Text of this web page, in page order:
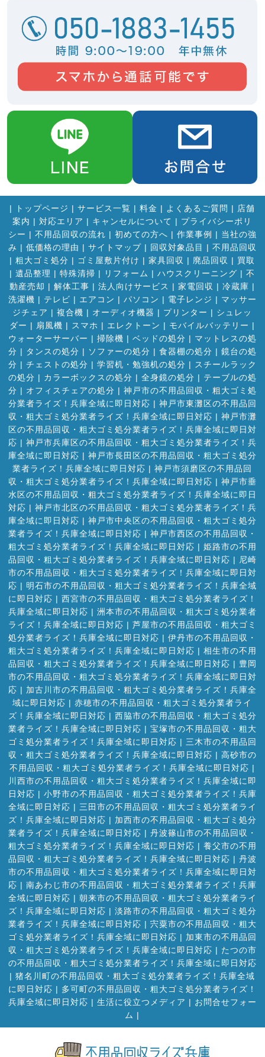
| トップページ | サービス一覧 | 料金 | よくあるご質問 | 店舗
案内 | 対応エリア | キャンセルについて | プライバシーポリ
シー | 不用品回収の流れ | 初めての方へ | 作業事例 | 当社の強
み | 低価格の理由 | サイトマップ| 回収対象品目 | 不用品回収
| 粗大ゴミ処分 | ゴミ屋敷片付け | 家具回収 | 廃品回収 | 買取
| 遺品整理 | 特殊清掃 | リフォーム | ハウスクリーニング | 不
動産売却 | 解体工事 | 法人向けサービス | 家電回収 | 冷蔵庫 |
洗濯機 | テレビ | エアコン | パソコン | 電子レンジ | マッサー
ジチェア | 複合機 | オーディオ機器 | プリンター | シュレッ
ダー | 扇風機 | スマホ | エレクトーン | モバイルバッテリー |
ウォーターサーバー | 掃除機 | ベッドの処分 | マットレスの処
分 | タンスの処分 | ソファーの処分 | 食器棚の処分 | 鏡台の処
分 | チェストの処分 | 学習机・勉強机の処分 | スチールラック
の処分 | カラーボックスの処分 | 全身鏡の処分 | テーブルの処
分 | オフィスチェアの処分 | 神戸市の不用品回収・粗大ゴミ処
分業者ライズ！兵庫全域に即日対応 | 神戸市東灘区の不用品回
収・粗大ゴミ処分業者ライズ！兵庫全域に即日対応 | 神戸市灘
区の不用品回収・粗大ゴミ処分業者ライズ！兵庫全域に即日対
応 | 神戸市兵庫区の不用品回収・粗大ゴミ処分業者ライズ！兵
庫全域に即日対応 | 神戸市長田区の不用品回収・粗大ゴミ処分
業者ライズ！兵庫全域に即日対応 | 神戸市須磨区の不用品回
収・粗大ゴミ処分業者ライズ！兵庫全域に即日対応 | 神戸市垂
水区の不用品回収・粗大ゴミ処分業者ライズ！兵庫全域に即日
対応 | 神戸市北区の不用品回収・粗大ゴミ処分業者ライズ！兵
庫全域に即日対応 | 神戸市中央区の不用品回収・粗大ゴミ処分
業者ライズ！兵庫全域に即日対応 | 神戸市西区の不用品回収・
粗大ゴミ処分業者ライズ！兵庫全域に即日対応 | 姫路市の不用
品回収・粗大ゴミ処分業者ライズ！兵庫全域に即日対応 | 尼崎
市の不用品回収・粗大ゴミ処分業者ライズ！兵庫全域に即日対
応 | 明石市の不用品回収・粗大ゴミ処分業者ライズ！兵庫全域
に即日対応 | 西宮市の不用品回収・粗大ゴミ処分業者ライズ！
兵庫全域に即日対応 | 洲本市の不用品回収・粗大ゴミ処分業者
ライズ！兵庫全域に即日対応 | 芦屋市の不用品回収・粗大ゴミ
処分業者ライズ！兵庫全域に即日対応 | 伊丹市の不用品回収・
粗大ゴミ処分業者ライズ！兵庫全域に即日対応 | 相生市の不用
品回収・粗大ゴミ処分業者ライズ！兵庫全域に即日対応 | 豊岡
市の不用品回収・粗大ゴミ処分業者ライズ！兵庫全域に即日対
応 | 加古川市の不用品回収・粗大ゴミ処分業者ライズ！兵庫全
域に即日対応 | 赤穂市の不用品回収・粗大ゴミ処分業者ライ
ズ！兵庫全域に即日対応 | 西脇市の不用品回収・粗大ゴミ処分
業者ライズ！兵庫全域に即日対応 | 宝塚市の不用品回収・粗大
ゴミ処分業者ライズ！兵庫全域に即日対応 | 三木市の不用品回
収・粗大ゴミ処分業者ライズ！兵庫全域に即日対応 | 高砂市の
不用品回収・粗大ゴミ処分業者ライズ！兵庫全域に即日対応 |
川西市の不用品回収・粗大ゴミ処分業者ライズ！兵庫全域に即
日対応 | 小野市の不用品回収・粗大ゴミ処分業者ライズ！兵庫
全域に即日対応 | 三田市の不用品回収・粗大ゴミ処分業者ライ
ズ！兵庫全域に即日対応 | 加西市の不用品回収・粗大ゴミ処分
業者ライズ！兵庫全域に即日対応 | 丹波篠山市の不用品回収・
粗大ゴミ処分業者ライズ！兵庫全域に即日対応 | 養父市の不用
品回収・粗大ゴミ処分業者ライズ！兵庫全域に即日対応 | 丹波
市の不用品回収・粗大ゴミ処分業者ライズ！兵庫全域に即日対
応 | 南あわじ市の不用品回収・粗大ゴミ処分業者ライズ！兵庫
全域に即日対応 | 朝来市の不用品回収・粗大ゴミ処分業者ライ
ズ！兵庫全域に即日対応 | 淡路市の不用品回収・粗大ゴミ処分
業者ライズ！兵庫全域に即日対応 | 宍粟市の不用品回収・粗大
ゴミ処分業者ライズ！兵庫全域に即日対応 | 加東市の不用品回
収・粗大ゴミ処分業者ライズ！兵庫全域に即日対応 | たつの市
の不用品回収・粗大ゴミ処分業者ライズ！兵庫全域に即日対応
| 猪名川町の不用品回収・粗大ゴミ処分業者ライズ！兵庫全域
に即日対応 | 多可町の不用品回収・粗大ゴミ処分業者ライズ！
兵庫全域に即日対応 | 生活に役立つメディア | お問合せフォー
ム |